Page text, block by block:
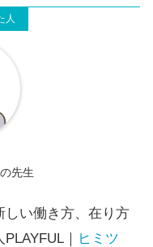
先生
しい働き方、在り方
｜ ヒミツ